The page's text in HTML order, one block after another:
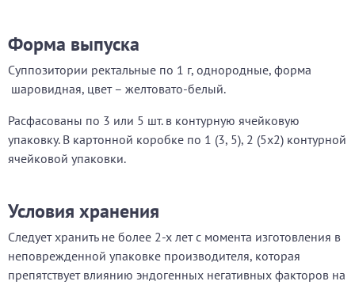
Форма выпуска
Суппозитории ректальные по 1 г, однородные, форма
шаровидная, цвет – желтовато-белый.
Расфасованы по 3 или 5 шт. в контурную ячейковую
упаковку. В картонной коробке по 1 (3, 5), 2 (5х2) контурной
ячейковой упаковки.
Условия хранения
Следует хранить не более 2-х лет с момента изготовления в
неповрежденной упаковке производителя, которая
препятствует влиянию эндогенных негативных факторов на